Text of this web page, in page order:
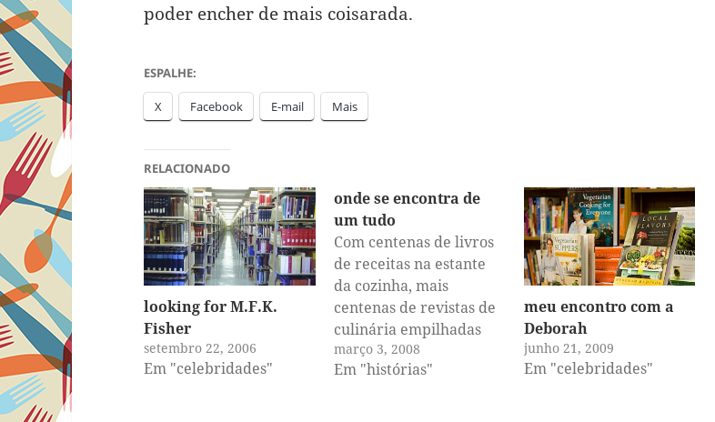
poder encher de mais coisarada.
ESPALHE:
X Facebook E-mail Mais
RELACIONADO
looking for M.F.K.
Fisher
setembro 22, 2006
Em "celebridades"
onde se encontra de
um tudo
Com centenas de livros
de receitas na estante
da cozinha, mais
centenas de revistas de
culinária empilhadas
pelos cantos da casa,
sem mencionar aqueles
março 3, 2008
Em "histórias"
meu encontro com a
Deborah
junho 21, 2009
Em "celebridades"